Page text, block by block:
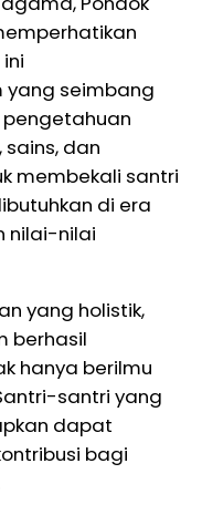
yang seimbang
dan
membekali santri
di era
nilai-nilai
yang holistik,
berhasil
hanya berilmu
santri yang
dapat
bagi